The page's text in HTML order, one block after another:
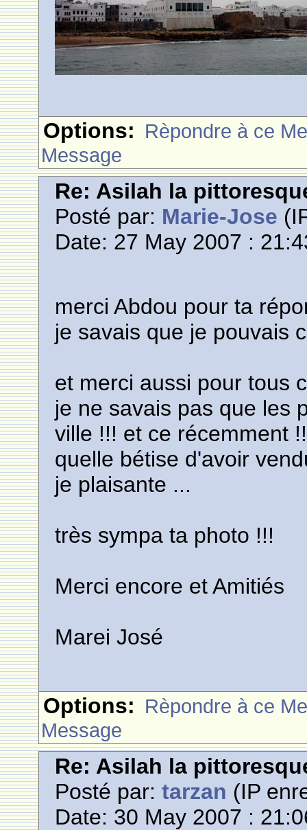
Options: Rèpondre à ce
Message
Re: Asilah la
Posté par: Marie-Jose
Date: 27 May 2007 :
merci Abdou pour ta
je savais que je pouvais
et merci aussi pour tous
je ne savais pas que les
ville !!! et ce récemment !!
quelle bétise d'avoir
je plaisante ...
très sympa ta photo !!!
Merci encore et Amitiés
Marei José
Options: Rèpondre à ce
Message
Re: Asilah la
Posté par:tarzan (IP
Date: 30 May 2007 :